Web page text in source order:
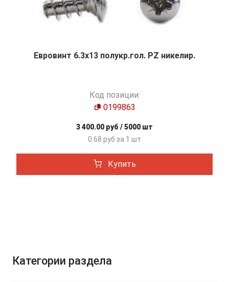
Евровинт 6.3х13 полукр.гол. PZ никелир.
Код позиции:
0199863
3 400.00 руб / 5000 шт
0.68 руб за 1 шт
Купить
Категории раздела